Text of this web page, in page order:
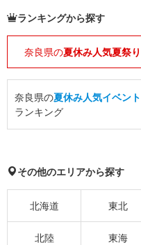
ランキングから探す
奈良県の夏休み人気夏祭り
奈良県の夏休み人気イベント
ランキング
その他のエリアから探す
北海道 東北
北陸 東海